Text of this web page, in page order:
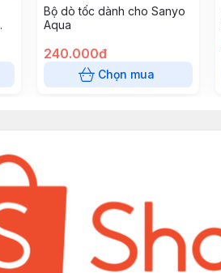
Bộ dò tốc dành cho Sanyo
Aqua
240.000đ
Chọn mua